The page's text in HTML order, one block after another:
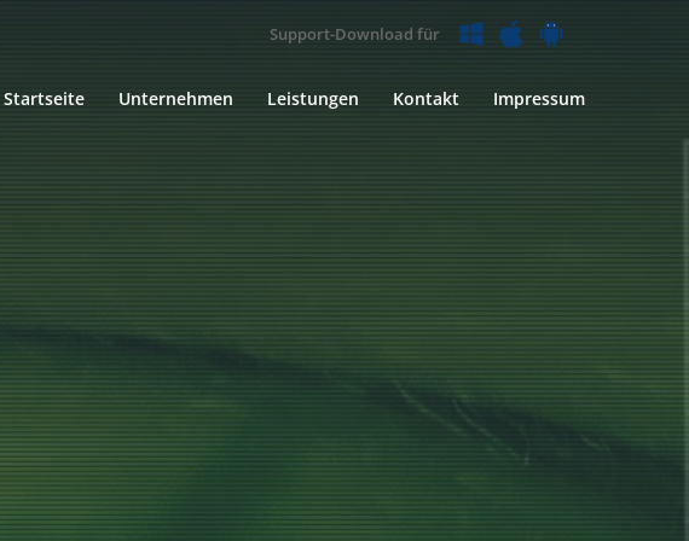
Support-Download für
Startseite Unternehmen Leistungen Kontakt Impressum